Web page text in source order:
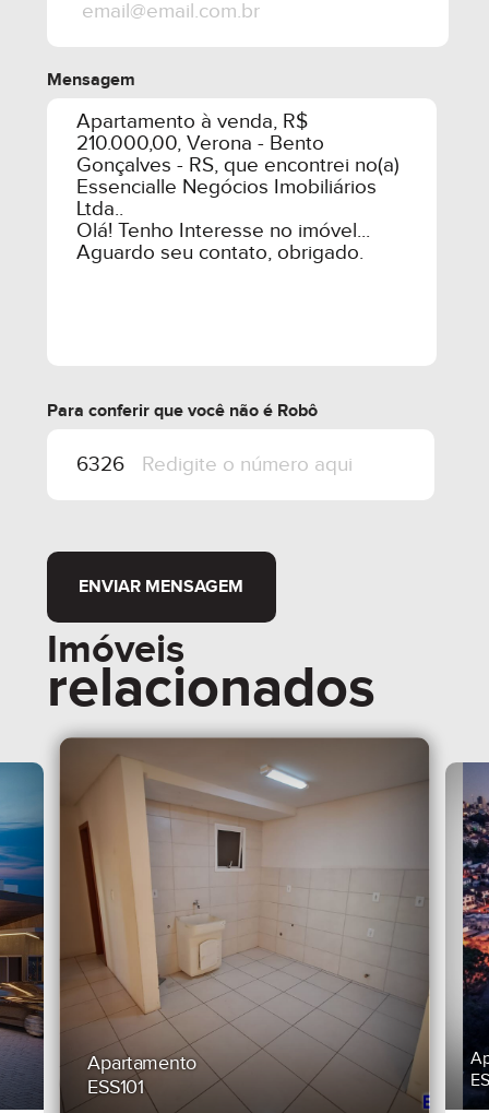
Mensagem
Para conferir que você não é Robô
ENVIAR MENSAGEM
Imóveis
relacionados
Apartamento
ESS101